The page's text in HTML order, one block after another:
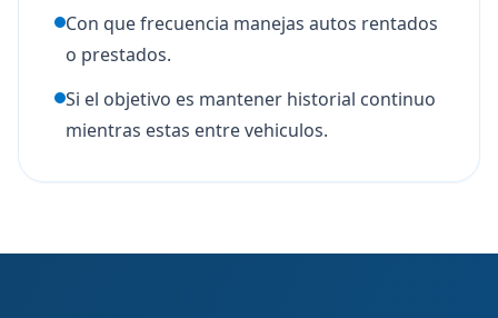
Con que frecuencia manejas autos rentados
o prestados.
Si el objetivo es mantener historial continuo
mientras estas entre vehiculos.